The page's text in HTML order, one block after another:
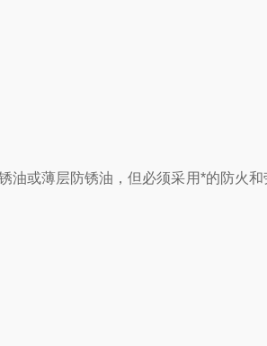
或薄层防锈油，但必须采用*的防火和